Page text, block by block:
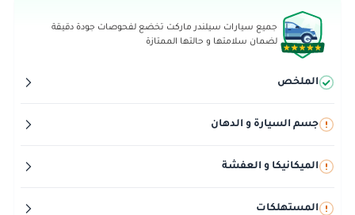
جميع سيارات سيلندر ماركت تخضع لفحوصات جودة دقيقة
لضمان سلامتها و حالتها الممتازة
الملخص
جسم السيارة و الدهان
الميكانيكا و العفشة
المستهلكات